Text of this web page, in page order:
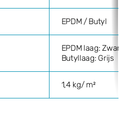
EPDM / Butyl
EPDM laag:
Butyllaag: Grijs
1,4 kg/ m²